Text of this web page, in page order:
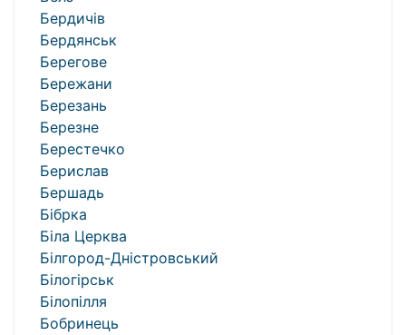
Бердичів
Бердянськ
Берегове
Бережани
Березань
Березне
Берестечко
Берислав
Бершадь
Бібрка
Біла Церква
Білгород-Дністровський
Білогірськ
Білопілля
Бобринець